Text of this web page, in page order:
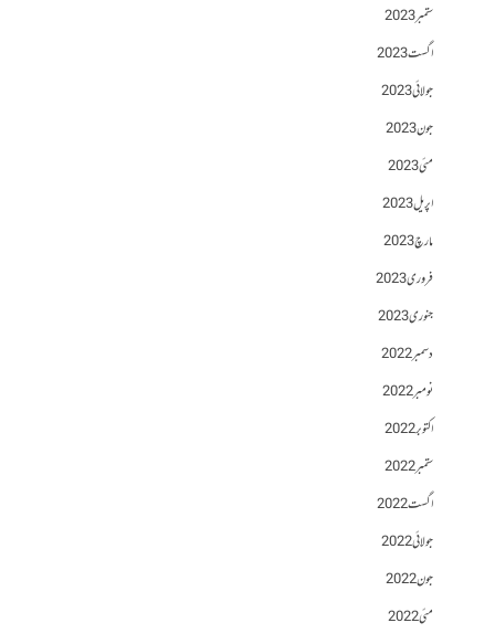
ستمبر 2023
اگست 2023
جولائی 2023
جون 2023
مئی 2023
اپریل 2023
مارچ 2023
فروری 2023
جنوری 2023
دسمبر 2022
نومبر 2022
اکتوبر 2022
ستمبر 2022
اگست 2022
جولائی 2022
جون 2022
مئی 2022